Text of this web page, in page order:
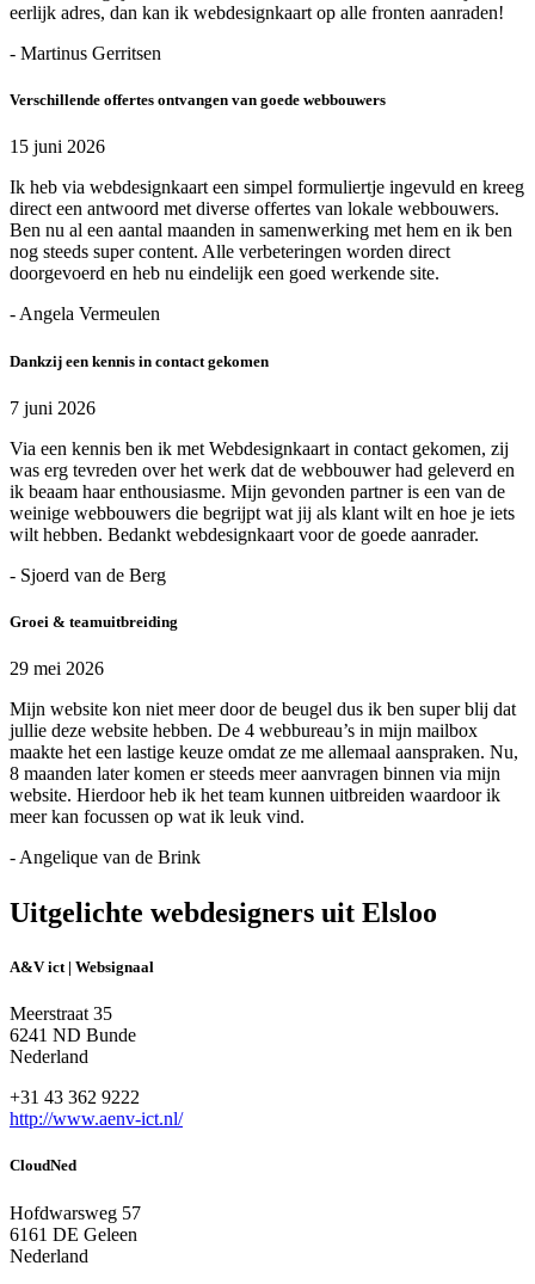
eerlijk adres, dan kan ik webdesignkaart op alle fronten aanraden!
- Martinus Gerritsen
Verschillende offertes ontvangen van goede webbouwers
15 juni 2026
Ik heb via webdesignkaart een simpel formuliertje ingevuld en kreeg
direct een antwoord met diverse offertes van lokale webbouwers.
Ben nu al een aantal maanden in samenwerking met hem en ik ben
nog steeds super content. Alle verbeteringen worden direct
doorgevoerd en heb nu eindelijk een goed werkende site.
- Angela Vermeulen
Dankzij een kennis in contact gekomen
7 juni 2026
Via een kennis ben ik met Webdesignkaart in contact gekomen, zij
was erg tevreden over het werk dat de webbouwer had geleverd en
ik beaam haar enthousiasme. Mijn gevonden partner is een van de
weinige webbouwers die begrijpt wat jij als klant wilt en hoe je iets
wilt hebben. Bedankt webdesignkaart voor de goede aanrader.
- Sjoerd van de Berg
Groei & teamuitbreiding
29 mei 2026
Mijn website kon niet meer door de beugel dus ik ben super blij dat
jullie deze website hebben. De 4 webbureau’s in mijn mailbox
maakte het een lastige keuze omdat ze me allemaal aanspraken. Nu,
8 maanden later komen er steeds meer aanvragen binnen via mijn
website. Hierdoor heb ik het team kunnen uitbreiden waardoor ik
meer kan focussen op wat ik leuk vind.
- Angelique van de Brink
Uitgelichte webdesigners uit Elsloo
A&V ict | Websignaal
Meerstraat 35
6241 ND Bunde
Nederland
+31 43 362 9222
http://www.aenv-ict.nl/
CloudNed
Hofdwarsweg 57
6161 DE Geleen
Nederland